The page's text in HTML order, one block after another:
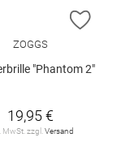
HINZUFÜGEN
ZUR
ZOGGS
"Phantom 2"
19,95 €
MwSt. zzgl.Versand